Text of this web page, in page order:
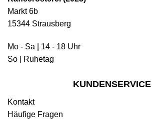
Markt 6b
15344 Strausberg
Mo - Sa | 14 - 18 Uhr
So | Ruhetag
KUNDENSERVICE
Kontakt
Häufige Fragen